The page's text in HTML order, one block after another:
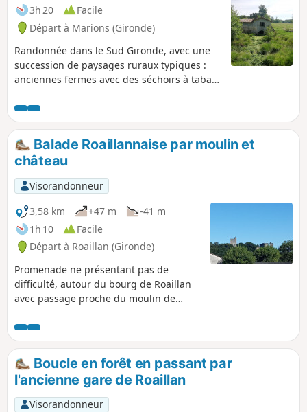
3h 20
Facile
Départ à Marions (Gironde)
Randonnée dans le Sud Gironde, avec une
succession de paysages ruraux typiques :
anciennes fermes avec des séchoirs à tabac,
moulins. Le cheminement s'effectue en
suivant les balisages départementaux Jaune
ou Vert, à travers petites routes tranquilles
et chemins forestiers. À ne pas faire durant
la période de chasse à la palombe (début
octobre - 15 novembre).
Balade Roaillannaise par moulin et
château
Visorandonneur
3,58 km
+47 m
-41 m
1h 10
Facile
Départ à Roaillan (Gironde)
Promenade ne présentant pas de
difficulté, autour du bourg de Roaillan
avec passage proche du moulin de
Roquetaillade.
Boucle en forêt en passant par
l'ancienne gare de Roaillan
Visorandonneur